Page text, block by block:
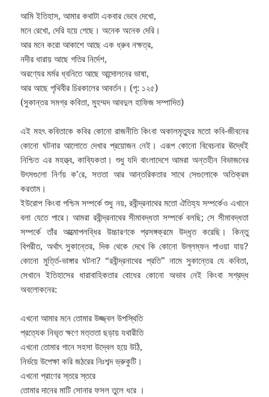
আমি ইতিহাস, আমার কথাটা একবার ভেবে দেখো,
মনে রেখো, দেরি হয়ে গেছে। অনেক অনেক দেরি।
আর মনে করো আকাশে আছে এক ধ্রুব নক্ষত্র,
নদীর ধারায় আছে গতির নির্দেশ,
অরণ্যের মর্মর ধ্বনিতে আছে আন্দোলনের ভাষা,
আর আছে পৃথিবীর চিরকালের আবর্তন। (পৃ: ১২৫)
(সুকান্তর সমগ্র কবিতা, মুহম্মদ আবদুল হাফিজ সম্পাদিত)
এই মহৎ কবিতাকে কবির কোনো রাজনীতি কিংবা অকালমৃত্যুর মতো কবি-জীবনের
কোনো ঘটনার আলোতে দেখার প্রয়োজন নেই। এরূপ কোনো বিবেচনার ঊর্দ্ধেই
নিশ্চিত এর মহত্ত্ব, কাব্যিকতা। শুধু যদি বাংলাদেশে আমরা অন্তহীন বিভাজনের
উৎসগুলো নির্ণয় ক’রে, সততা আর আন্তরিকতার সাথে সেগুলোকে অতিক্রম
করতাম।
ইউরোপ কিংবা পশ্চিম সম্পর্কে শুধু নয়, রবীন্দ্রনাথের মতো ঐতিহ্য সম্পর্কেও এখানে
বলা যেতে পারে। আমরা রবীন্দ্রনাথের সীমাবদ্ধতা সম্পর্কে বলছি; সে সীমাবদ্ধতা
সম্পর্কে তাঁর আত্মোপলব্ধির উচ্চারণকে প্রসঙ্গক্রমে উদ্ধৃত করেছি। কিন্তু
বিপরীত, অর্থাৎ সুকান্তের, দিক থেকে দেখে কি কোনো উল্লম্ফন পাওয়া যায়?
কোনো মুর্ত্তি-ভাঙ্গার ঘটনা? “রবীন্দ্রনাথের প্রতি” নামে সুকান্তের যে কবিতা,
সেখানে ইতিহাসের ধারাবাহিকতার বোধের কোনো অভাব নেই কিংবা সশ্রদ্ধ
অবলোকনের:
এখনো আমার মনে তোমার উজ্জ্বল উপস্থিতি
প্রত্যেক নিভৃত ক্ষণে মত্ততা ছড়ায় যথারীতি
এখনো তোমার গানে সহসা উদ্বেল হয়ে উঠি,
নির্ভয়ে উপেক্ষা করি জঠরের নিঃশব্দ ভ্রুকুটি।
এখনো প্রাণের স্তরে স্তরে
তোমার দানের মাটি সোনার ফসল তুলে ধরে ।